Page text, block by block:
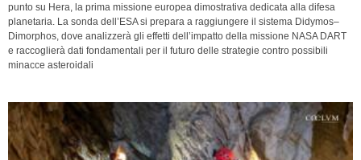
punto su Hera, la prima missione europea dimostrativa dedicata alla difesa
planetaria. La sonda dell’ESA si prepara a raggiungere il sistema Didymos–
Dimorphos, dove analizzerà gli effetti dell’impatto della missione NASA DART
e raccoglierà dati fondamentali per il futuro delle strategie contro possibili
minacce asteroidali